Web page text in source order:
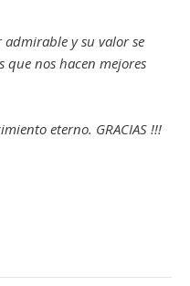
admirable y su valor se
nos hacen mejores
eterno. GRACIAS !!!